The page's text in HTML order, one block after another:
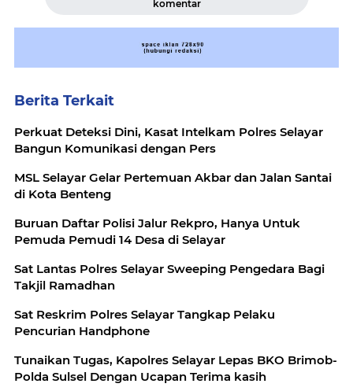
komentar
Berita Terkait
Perkuat Deteksi Dini, Kasat Intelkam Polres Selayar
Bangun Komunikasi dengan Pers
MSL Selayar Gelar Pertemuan Akbar dan Jalan Santai
di Kota Benteng
Buruan Daftar Polisi Jalur Rekpro, Hanya Untuk
Pemuda Pemudi 14 Desa di Selayar
Sat Lantas Polres Selayar Sweeping Pengedara Bagi
Takjil Ramadhan
Sat Reskrim Polres Selayar Tangkap Pelaku
Pencurian Handphone
Tunaikan Tugas, Kapolres Selayar Lepas BKO Brimob-
Polda Sulsel Dengan Ucapan Terima kasih